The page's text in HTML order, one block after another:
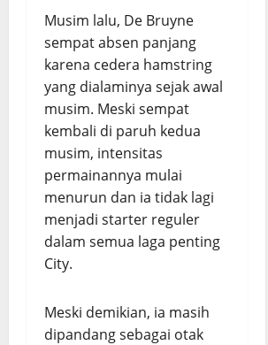
Musim lalu, De Bruyne
sempat absen panjang
karena cedera hamstring
yang dialaminya sejak awal
musim. Meski sempat
kembali di paruh kedua
musim, intensitas
permainannya mulai
menurun dan ia tidak lagi
menjadi starter reguler
dalam semua laga penting
City.
Meski demikian, ia masih
dipandang sebagai otak